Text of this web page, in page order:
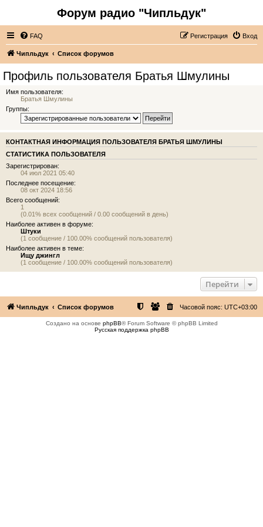
Форум радио "Чипльдук"
FAQ Вход
Регистрация
Чипльдук Список форумов
Профиль пользователя Братья Шмулины
Имя пользователя:
Братья Шмулины
Группы:
КОНТАКТНАЯ ИНФОРМАЦИЯ ПОЛЬЗОВАТЕЛЯ БРАТЬЯ ШМУЛИНЫ
СТАТИСТИКА ПОЛЬЗОВАТЕЛЯ
Зарегистрирован:
04 июл 2021 05:40
Последнее посещение:
08 окт 2024 18:56
Всего сообщений:
1
(0.01% всех сообщений / 0.00 сообщений в день)
Наиболее активен в форуме:
Штуки
(1 сообщение / 100.00% сообщений пользователя)
Наиболее активен в теме:
Ищу джингл
(1 сообщение / 100.00% сообщений пользователя)
Перейти
Чипльдук Список форумов Часовой пояс: UTC+03:00
Создано на основе phpBB® Forum Software © phpBB Limited
Русская поддержка phpBB